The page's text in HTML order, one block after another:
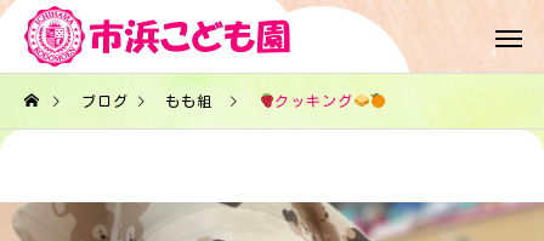
ブログ もも組 クッキング